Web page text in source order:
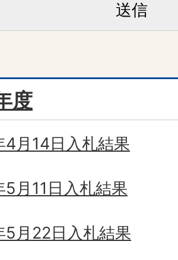
度
4月14日入札結果
月11日入札結果
5月22日入札結果